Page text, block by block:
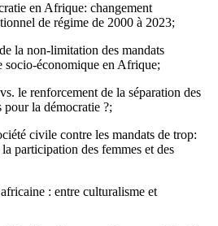
en Afrique: changement
de régime de 2000 à 2023;
la non-limitation des mandats
socio-économique en Afrique;
le renforcement de la séparation des
la démocratie ?;
civile contre les mandats de trop:
participation des femmes et des
: entre culturalisme et